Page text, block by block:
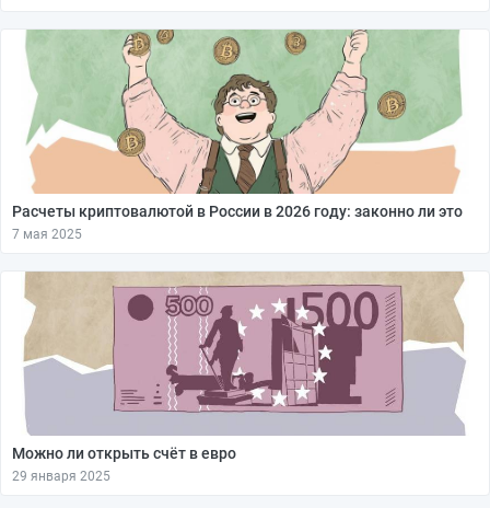
Расчеты криптовалютой в России в 2026 году: законно ли это
7 мая 2025
Можно ли открыть счёт в евро
29 января 2025